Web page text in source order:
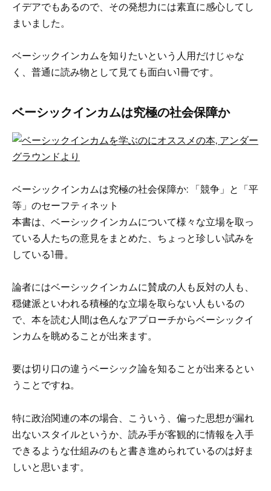
イデアでもあるので、その発想力には素直に感心してし
まいました。
ベーシックインカムを知りたいという人用だけじゃな
く、普通に読み物として見ても面白い1冊です。
ベーシックインカムは究極の社会保障か
ベーシックインカムは究極の社会保障か: 「競争」と「平
等」のセーフティネット
本書は、ベーシックインカムについて様々な立場を取っ
ている人たちの意見をまとめた、ちょっと珍しい試みを
している1冊。
論者にはベーシックインカムに賛成の人も反対の人も、
穏健派といわれる積極的な立場を取らない人もいるの
で、本を読む人間は色んなアプローチからベーシックイ
ンカムを眺めることが出来ます。
要は切り口の違うベーシック論を知ることが出来るとい
うことですね。
特に政治関連の本の場合、こういう、偏った思想が漏れ
出ないスタイルというか、読み手が客観的に情報を入手
できるような仕組みのもと書き進められているのは好ま
しいと思います。